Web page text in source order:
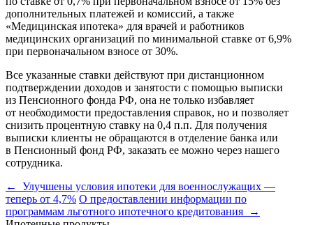
дополнительных платежей и комиссий, а также
«Медицинская ипотека» для врачей и работников
медицинских организаций по минимальной ставке от 6,9%
при первоначальном взносе от 30%.
Все указанные ставки действуют при дистанционном
подтверждении доходов и занятости с помощью выписки
из Пенсионного фонда РФ, она не только избавляет
от необходимости предоставления справок, но и позволяет
снизить процентную ставку на 0,4 п.п. Для получения
выписки клиенты не обращаются в отделение банка или
в Пенсионный фонд РФ, заказать ее можно через нашего
сотрудника.
← Улучшены условия ипотеки для военнослужащих —
теперь от 4,7% О предоставлении информации по
программам льготного ипотечного кредитования →